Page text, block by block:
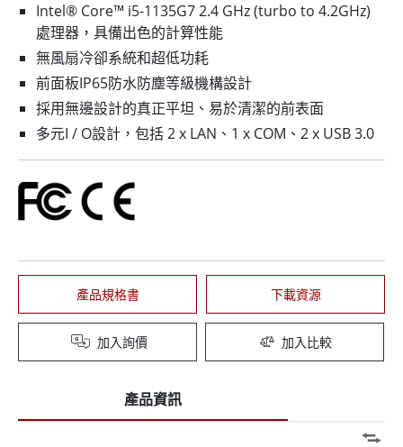
Intel® Core™ i5-1135G7 2.4 GHz (turbo to 4.2GHz)
處理器，具備出色的計算性能
無風扇冷卻系統和超低功耗
前面板IP65防水防塵等級機構設計
採用無邊設計的真正平坦、易於清潔的前表面
多元I / O設計，包括 2 x LAN、1 x COM、2 x USB 3.0
產品規格書 下載資源
加入詢價 加入比較
產品資訊